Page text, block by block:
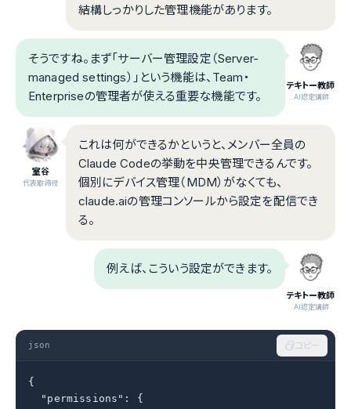
結構しっかりした管理機能があります。
テキトー教師
.AI認定講師
そうですね。まず「サーバー管理設定（Server-
managed settings）」という機能は、Team・
Enterpriseの管理者が使える重要な機能です。
室谷
代表取締役
これは何ができるかというと、メンバー全員の
Claude Codeの挙動を中央管理できるんです。
個別にデバイス管理（MDM）がなくても、
claude.aiの管理コンソールから設定を配信でき
る。
テキトー教師
.AI認定講師
例えば、こういう設定ができます。
json コピー
{
  "permissions": {